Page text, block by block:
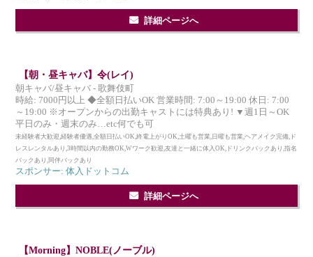
詳細ページへ
【朝・昼キャバ】令(レイ)
朝キャバ/昼キャバ - 歌舞伎町
時給: 7000円以上 ◆全額日払いOK 営業時間: 7:00～19:00 休日: 7:00
～19:00 ※オープンからの出勤キャストには特典あり! ▼週1日～OK
平日のみ・週末のみ…etc何でも可
未経験者大歓迎,経験者優遇,全額日払いOK,終電上がりOK,土曜も営業,日曜も営業,ヘアメイク完備,ド
レスレンタルあり,3時間以内の勤務OK,Wワーク歓迎,友達と一緒に体入OK,ドリンクバックあり,指名
バックあり,同伴バックあり
スポンサー: 体入ドットコム
詳細ページへ
【Morning】NOBLE(ノーブル)